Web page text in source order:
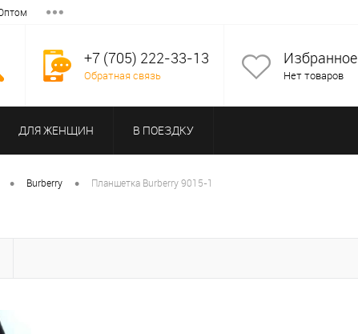
+7 (705) 222-33-13
Обратная связь
Избранное
Нет товаров
ДЛЯ ЖЕНЩИН В ПОЕЗДКУ
• Burberry • Планшетка Burberry 9015-1